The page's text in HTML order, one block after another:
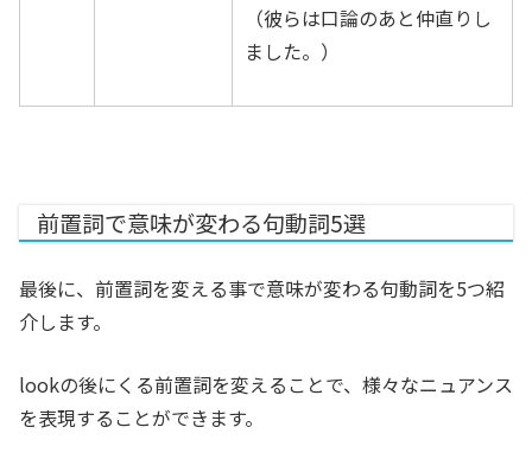
（彼らは口論のあと仲直りし
ました。）
前置詞で意味が変わる句動詞5選
最後に、前置詞を変える事で意味が変わる句動詞を5つ紹
介します。
lookの後にくる前置詞を変えることで、様々なニュアンス
を表現することができます。